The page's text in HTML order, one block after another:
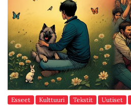
Esseet Kulttuuri Tekstit Uutiset